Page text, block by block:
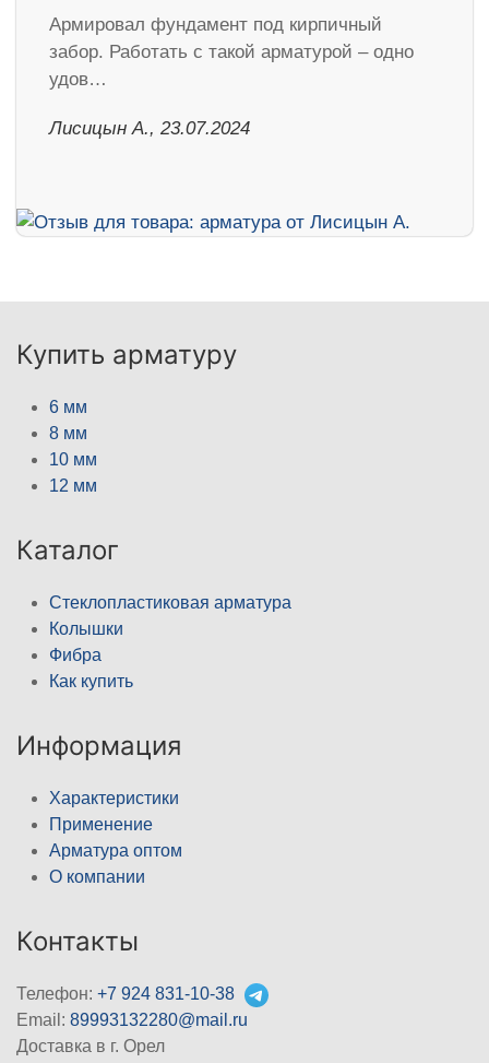
Армировал фундамент под кирпичный
забор. Работать с такой арматурой – одно
удов…
Лисицын А., 23.07.2024
Купить арматуру
6 мм
8 мм
10 мм
12 мм
Каталог
Стеклопластиковая арматура
Колышки
Фибра
Как купить
Информация
Характеристики
Применение
Арматура оптом
О компании
Контакты
Телефон: +7 924 831-10-38
Email: 89993132280@mail.ru
Доставка в г. Орел